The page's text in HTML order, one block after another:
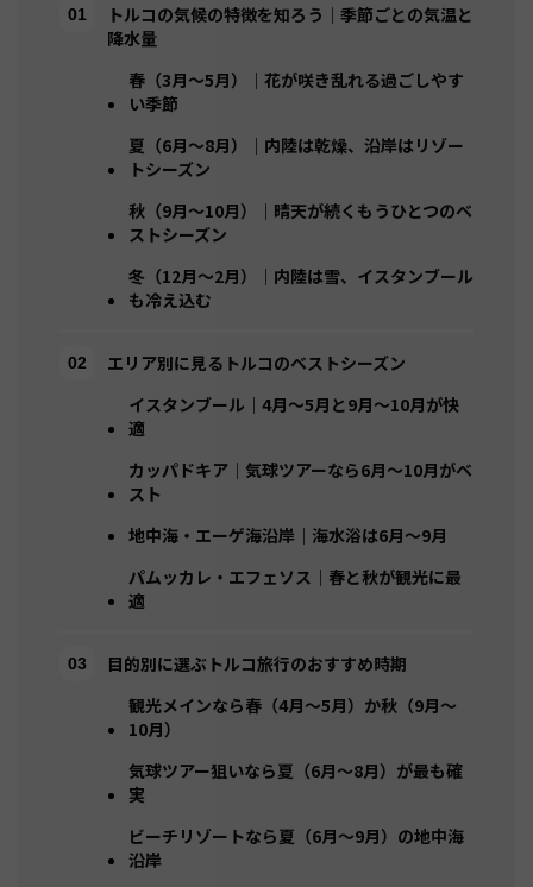
トルコの気候の特徴を知ろう｜季節ごとの気温と
降水量
春（3月〜5月）｜花が咲き乱れる過ごしやす
い季節
夏（6月〜8月）｜内陸は乾燥、沿岸はリゾー
トシーズン
秋（9月〜10月）｜晴天が続くもうひとつのベ
ストシーズン
冬（12月〜2月）｜内陸は雪、イスタンブール
も冷え込む
エリア別に見るトルコのベストシーズン
イスタンブール｜4月〜5月と9月〜10月が快
適
カッパドキア｜気球ツアーなら6月〜10月がベ
スト
地中海・エーゲ海沿岸｜海水浴は6月〜9月
パムッカレ・エフェソス｜春と秋が観光に最
適
目的別に選ぶトルコ旅行のおすすめ時期
観光メインなら春（4月〜5月）か秋（9月〜
10月）
気球ツアー狙いなら夏（6月〜8月）が最も確
実
ビーチリゾートなら夏（6月〜9月）の地中海
沿岸